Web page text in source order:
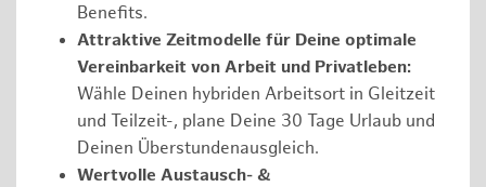
Benefits.
Attraktive Zeitmodelle für Deine optimale
Vereinbarkeit von Arbeit und Privatleben:
Wähle Deinen hybriden Arbeitsort in Gleitzeit
und Teilzeit-, plane Deine 30 Tage Urlaub und
Deinen Überstundenausgleich.
Wertvolle Austausch- &